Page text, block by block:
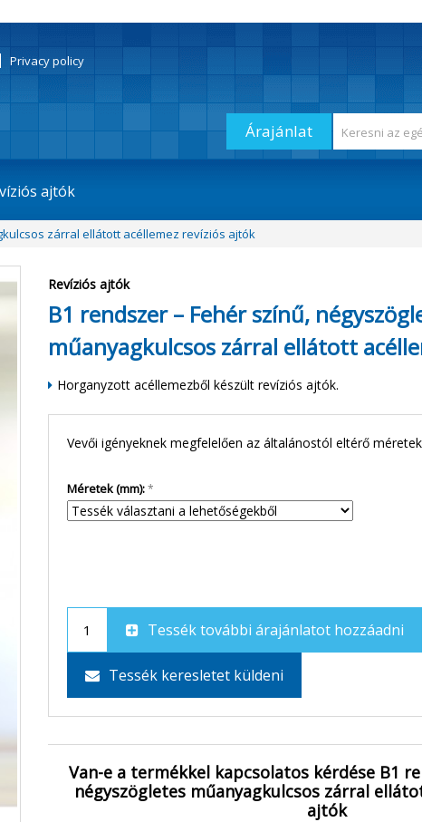
Privacy policy
ajtók
Árajánlat
zárral ellátott acéllemez revíziós ajtók
Revíziós ajtók
B1 rendszer – Fehér színű,
műanyagkulcsos zárral ellátott
Horganyzott acéllemezből készült revíziós ajtók.
Vevői igényeknek megfelelően az általánostól eltérő
Méretek (mm):
Tessék további árajánlatot hozzáadni
Tessék keresletet küldeni
Van-e a termékkel kapcsolatos kérdése B1
négyszögletes műanyagkulcsos zárral
ajtók